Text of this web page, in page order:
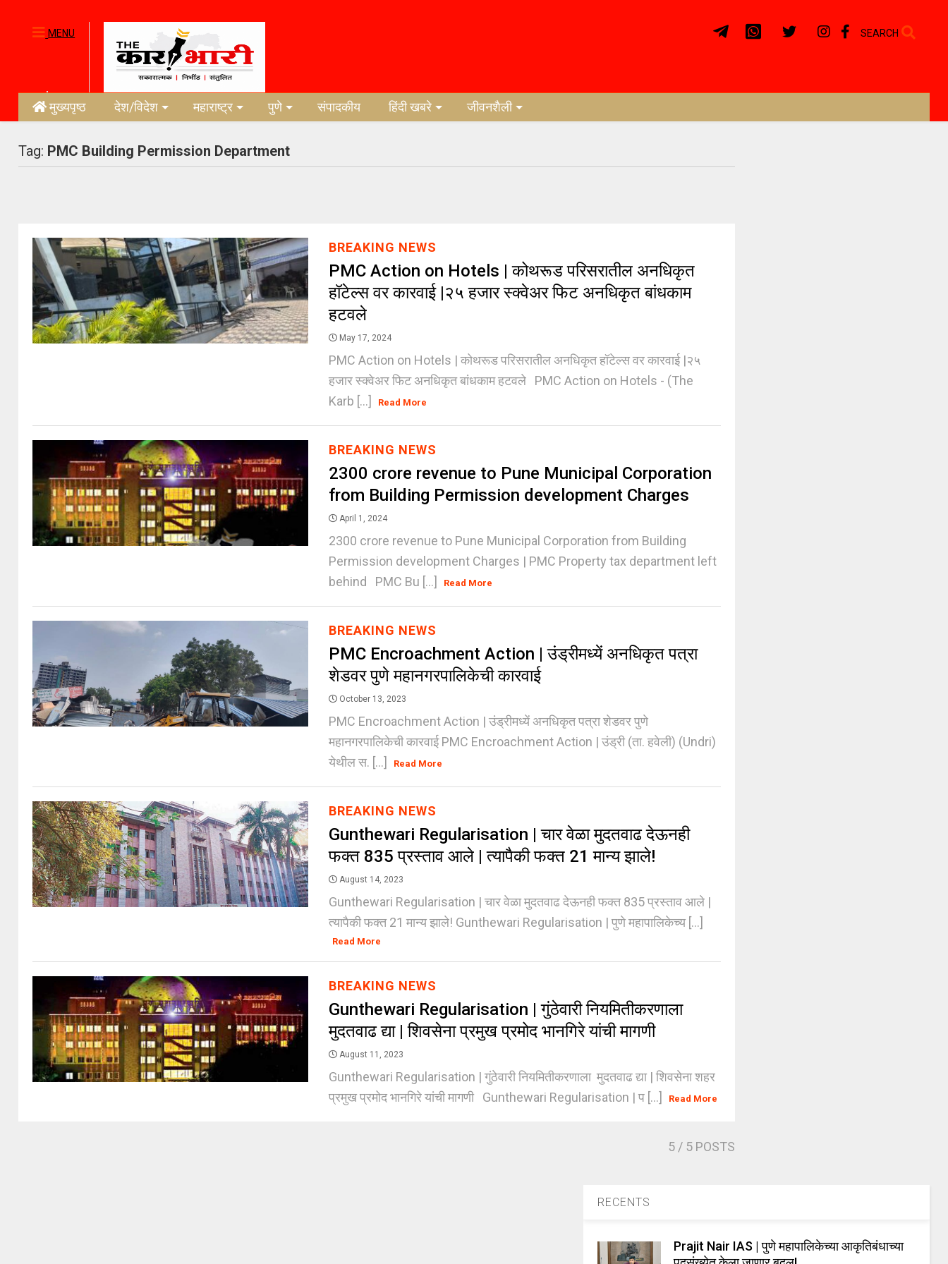
MENU SEARCH
मुख्यपृष्ठ देश/विदेश महाराष्ट्र पुणे संपादकीय हिंदी खबरे जीवनशैली
Tag: PMC Building Permission Department
BREAKING NEWS
PMC Action on Hotels | कोथरूड परिसरातील अनधिकृत
हॉटेल्स वर कारवाई |२५ हजार स्क्वेअर फिट अनधिकृत बांधकाम
हटवले
May 17, 2024
PMC Action on Hotels | कोथरूड परिसरातील अनधिकृत हॉटेल्स वर कारवाई |२५
हजार स्क्वेअर फिट अनधिकृत बांधकाम हटवले PMC Action on Hotels - (The
Karb [...]
Read More
BREAKING NEWS
2300 crore revenue to Pune Municipal Corporation
from Building Permission development Charges
April 1, 2024
2300 crore revenue to Pune Municipal Corporation from Building
Permission development Charges | PMC Property tax department left
behind PMC Bu [...]
Read More
BREAKING NEWS
PMC Encroachment Action | उंड्रीमध्यें अनधिकृत पत्रा
शेडवर पुणे महानगरपालिकेची कारवाई
October 13, 2023
PMC Encroachment Action | उंड्रीमध्यें अनधिकृत पत्रा शेडवर पुणे
महानगरपालिकेची कारवाई PMC Encroachment Action | उंड्री (ता. हवेली) (Undri)
येथील स. [...]
Read More
BREAKING NEWS
Gunthewari Regularisation | चार वेळा मुदतवाढ देऊनही
फक्त 835 प्रस्ताव आले | त्यापैकी फक्त 21 मान्य झाले!
August 14, 2023
Gunthewari Regularisation | चार वेळा मुदतवाढ देऊनही फक्त 835 प्रस्ताव आले |
त्यापैकी फक्त 21 मान्य झाले! Gunthewari Regularisation | पुणे महापालिकेच्य [...]
Read More
BREAKING NEWS
Gunthewari Regularisation | गुंठेवारी नियमितीकरणाला
मुदतवाढ द्या | शिवसेना प्रमुख प्रमोद भानगिरे यांची मागणी
August 11, 2023
Gunthewari Regularisation | गुंठेवारी नियमितीकरणाला मुदतवाढ द्या | शिवसेना शहर
प्रमुख प्रमोद भानगिरे यांची मागणी Gunthewari Regularisation | प [...]
Read More
5 / 5 POSTS
RECENTS
Prajit Nair IAS | पुणे महापालिकेच्या आकृतिबंधाच्या